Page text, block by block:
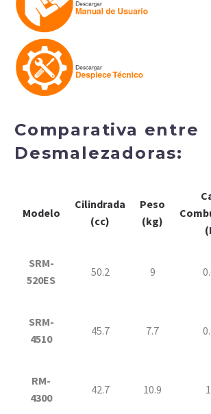
Comparativa entre
Desmalezadoras:
Modelo
Cilindrada
(cc)
Peso
(kg)
SRM-
520ES
50.2 9
SRM-
4510
45.7 7.7
RM-
4300
42.7 10.9